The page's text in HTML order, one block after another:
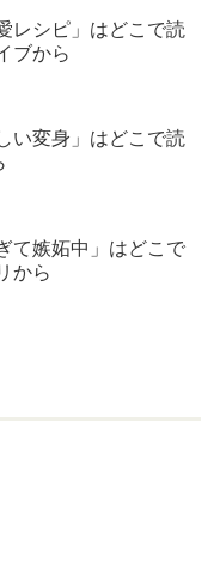
レシピ」はどこで読
ブから
い変身」はどこで読
て嫉妬中」はどこで
から